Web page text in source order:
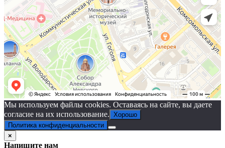
Мы используем файлы cookies. Оставаясь на сайте, вы даете
согласие на их использование. Хорошо
Политика конфиденциальности
×
Напишите нам